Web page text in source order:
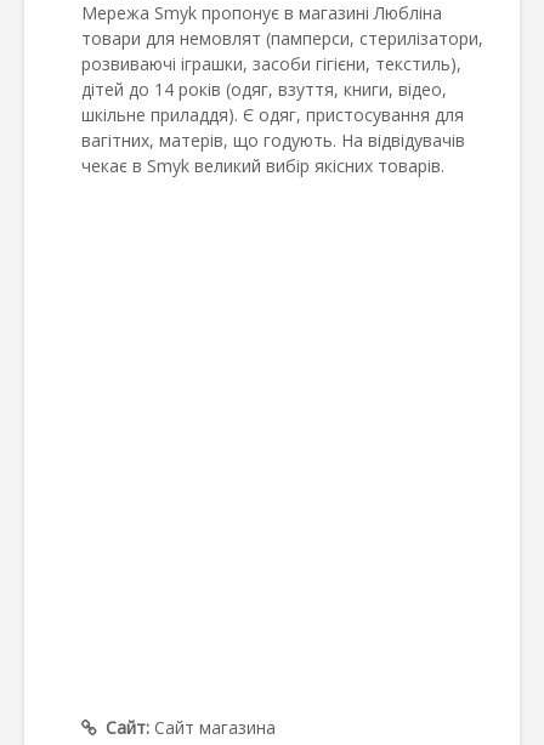
Мережа Smyk пропонує в магазині Любліна
товари для немовлят (памперси, стерилізатори,
розвиваючі іграшки, засоби гігієни, текстиль),
дітей до 14 років (одяг, взуття, книги, відео,
шкільне приладдя). Є одяг, пристосування для
вагітних, матерів, що годують. На відвідувачів
чекає в Smyk великий вибір якісних товарів.
Сайт: Сайт магазина